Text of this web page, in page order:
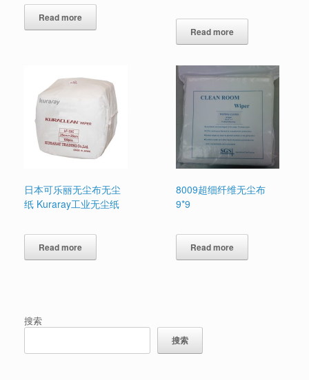
Read more
Read more
日本可乐丽无尘布无尘
纸 Kuraray工业无尘纸
Read more
8009超细纤维无尘布
9*9
Read more
搜索
搜索